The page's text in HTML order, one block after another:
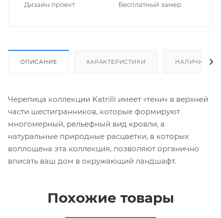
Дизайн проект Бес­плат­ный замер
ОПИСАНИЕ ХАРАКТЕРИСТИКИ НАЛИЧИЕ
Черепица коллекции Katrilli имеет «тени» в верхней
части шестигранников, которые формируют
многомерный, рельефный вид кровли, а
натуральные природные расцветки, в которых
воплощена эта коллекция, позволяют органично
вписать ваш дом в окружающий ландшафт.
Похожие товары